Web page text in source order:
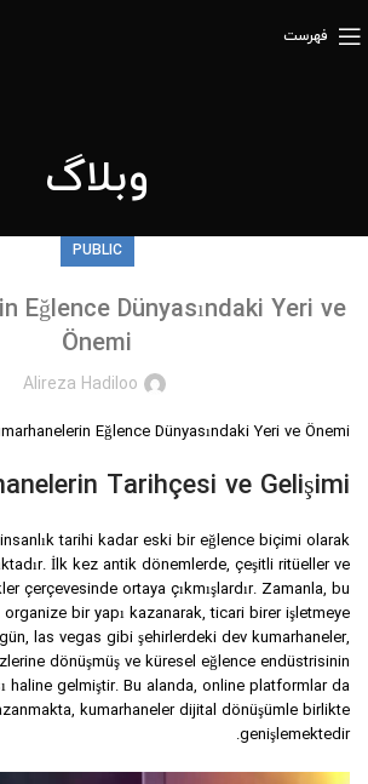
فهرست
وبلاگ
PUBLIC
Eğlence Dünyasındaki Yeri ve
Önemi
Alireza Hadiloo
Eğlence Dünyasındaki Yeri ve Önemi
Tarihçesi ve Gelişimi
tarihi kadar eski bir eğlence biçimi olarak
İlk kez antik dönemlerde, çeşitli ritüeller ve
çerçevesinde ortaya çıkmışlardır. Zamanla, bu
bir yapı kazanarak, ticari birer işletmeye
las vegas gibi şehirlerdeki dev kumarhaneler,
dönüşmüş ve küresel eğlence endüstrisinin
haline gelmiştir. Bu alanda, online platformlar da
kumarhaneler dijital dönüşümle birlikte
genişlemektedir.